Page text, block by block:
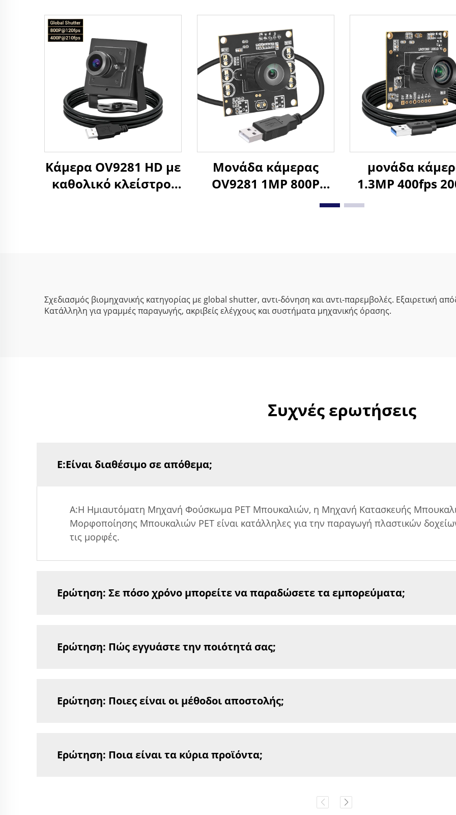
UVC, για αναγνώριση
προσώπου σε
Android, βιομηχανική
κάμερα
400fps/200fps Υψηλής
Ταχύτητας Λήψη
Κινήσεων Χωρίς
Οδήγηση Mini Κάμερα
HD Χωρίς
Παραμόρφωση
Ευρυγώνια για
Κάμερα OV9281 HD με
καθολικό κλείστρο,
Μονάδα κάμερας
OV9281 1MP 800P
120fps με καθολικό
μονάδα
1.3MP 400fps
με καθολικό
Σχεδιασμός βιομηχανικής κατηγορίας με global shutter, αντι-δόνηση και αντι-παρεμβολές. Εξαιρετική
Κατάλληλη για γραμμές παραγωγής, ακριβείς ελέγχους και συστήματα μηχανικής όρασης.
Συχνές ερωτήσεις
Ε:Είναι διαθέσιμο σε απόθεμα;
Α:Η Ημιαυτόματη Μηχανή Φούσκωμα PET Μπουκαλιών, η Μηχανή Κατασκευής
Μορφοποίησης Μπουκαλιών PET είναι κατάλληλες για την παραγωγή πλαστικών
τις μορφές.
Ερώτηση: Σε πόσο χρόνο μπορείτε να παραδώσετε τα εμπορεύματα;
Ερώτηση: Πώς εγγυάστε την ποιότητά σας;
Ερώτηση: Ποιες είναι οι μέθοδοι αποστολής;
Ερώτηση: Ποια είναι τα κύρια προϊόντα;